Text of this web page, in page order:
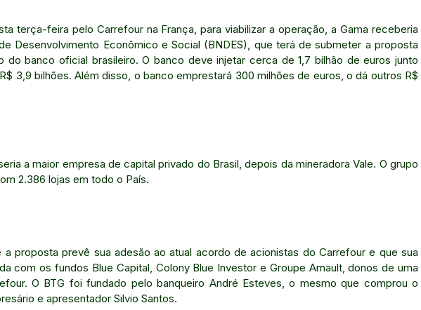
terça-feira pelo Carrefour na França, para viabilizar a operação, a Gama receberia
Desenvolvimento Econômico e Social (BNDES), que terá de submeter a proposta
do banco oficial brasileiro. O banco deve injetar cerca de 1,7 bilhão de euros junto
3,9 bilhões. Além disso, o banco emprestará 300 milhões de euros, o dá outros R$
a maior empresa de capital privado do Brasil, depois da mineradora Vale. O grupo
2.386 lojas em todo o País.
a proposta prevê sua adesão ao atual acordo de acionistas do Carrefour e que sua
com os fundos Blue Capital, Colony Blue Investor e Groupe Arnault, donos de uma
O BTG foi fundado pelo banqueiro André Esteves, o mesmo que comprou o
e apresentador Silvio Santos.